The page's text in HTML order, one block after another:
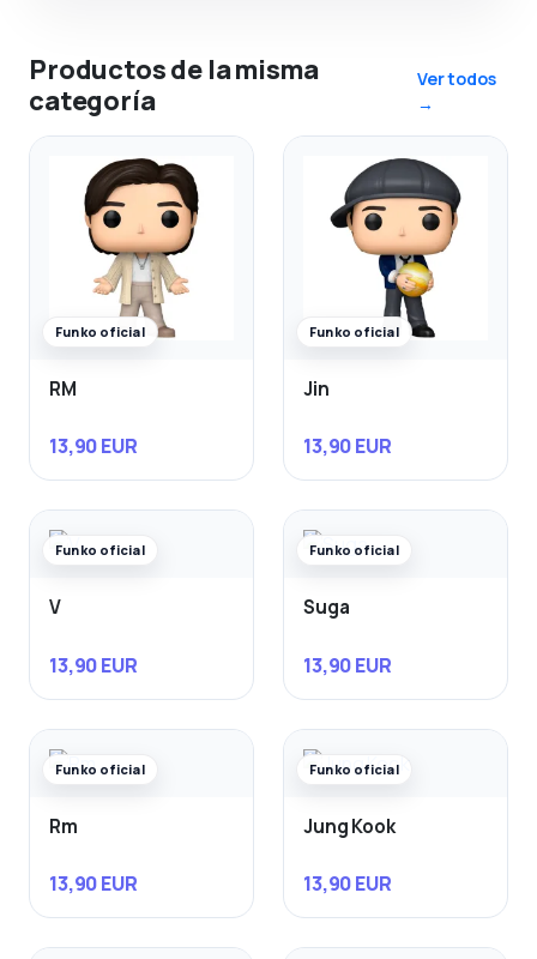
Productos de la misma
categoría
Ver todos
→
Funko oficial
RM
13,90 EUR
Funko oficial
Jin
13,90 EUR
Funko oficial
V
13,90 EUR
Funko oficial
Suga
13,90 EUR
Funko oficial
Rm
13,90 EUR
Funko oficial
Jung Kook
13,90 EUR